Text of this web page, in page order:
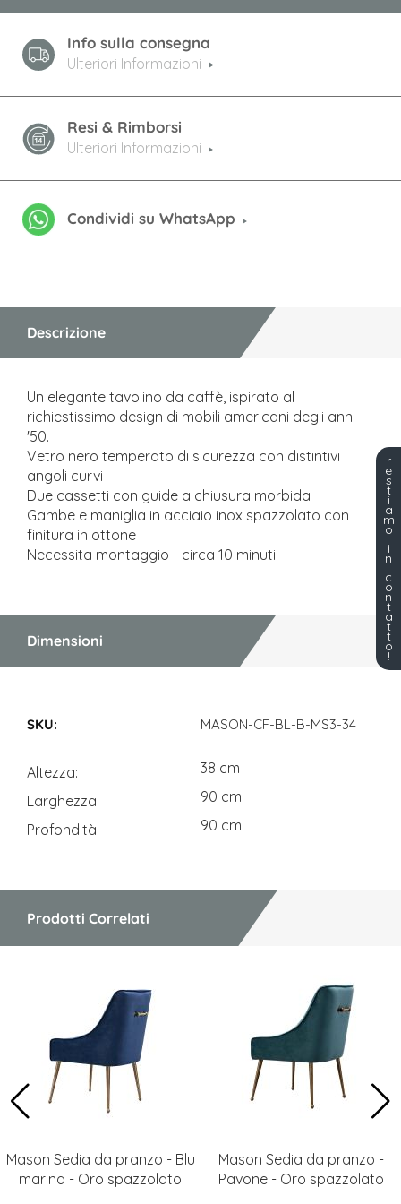
Info sulla consegna
Ulteriori Informazioni
Resi & Rimborsi
Ulteriori Informazioni
Condividi su WhatsApp
Descrizione
Un elegante tavolino da caffè, ispirato al
richiestissimo design di mobili americani degli anni
'50.
Vetro nero temperato di sicurezza con distintivi
angoli curvi
Due cassetti con guide a chiusura morbida
Gambe e maniglia in acciaio inox spazzolato con
finitura in ottone
Necessita montaggio - circa 10 minuti.
Dimensioni
MASON-CF-BL-B-MS3-34
Altezza
38 cm
Larghezza
90 cm
Profondità
90 cm
Prodotti Correlati
Mason Sedia da pranzo - Blu
marina - Oro spazzolato
Mason Sedia da pranzo -
Pavone - Oro spazzolato
r
e
s
t
i
a
m
o
i
n
c
o
n
t
a
t
t
o
!